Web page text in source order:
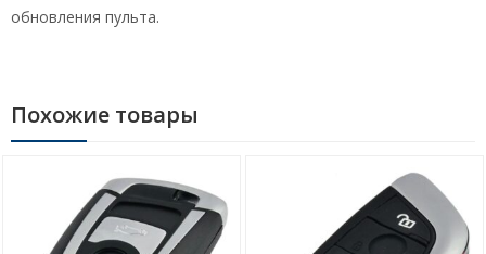
обновления пульта.
Похожие товары